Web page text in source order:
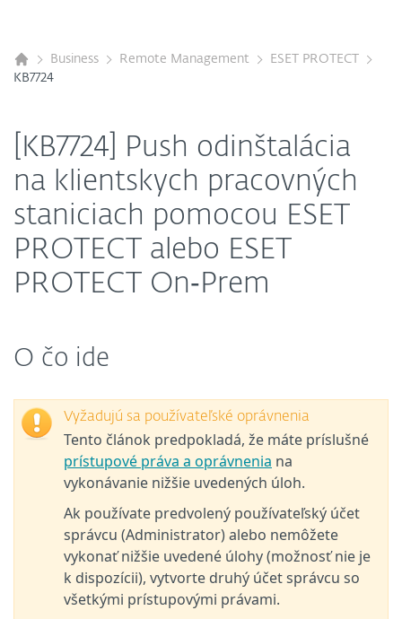
Business Remote Management
ESET PROTECT
KB7724
[KB7724] Push odinštalácia
na klientskych pracovných
staniciach pomocou ESET
PROTECT alebo ESET
PROTECT On‑Prem
O čo ide
Vyžadujú sa používateľské oprávnenia
Tento článok predpokladá, že máte príslušné
prístupové práva a oprávnenia na
vykonávanie nižšie uvedených úloh.
Ak používate predvolený používateľský účet
správcu (Administrator) alebo nemôžete
vykonať nižšie uvedené úlohy (možnosť nie je
k dispozícii), vytvorte druhý účet správcu so
všetkými prístupovými právami.